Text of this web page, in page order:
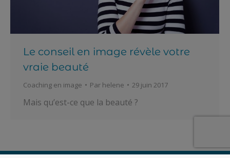
Le conseil en image révèle votre
vraie beauté
Coaching en image Par helene 29 juin 2017
Mais qu’est-ce que la beauté ?